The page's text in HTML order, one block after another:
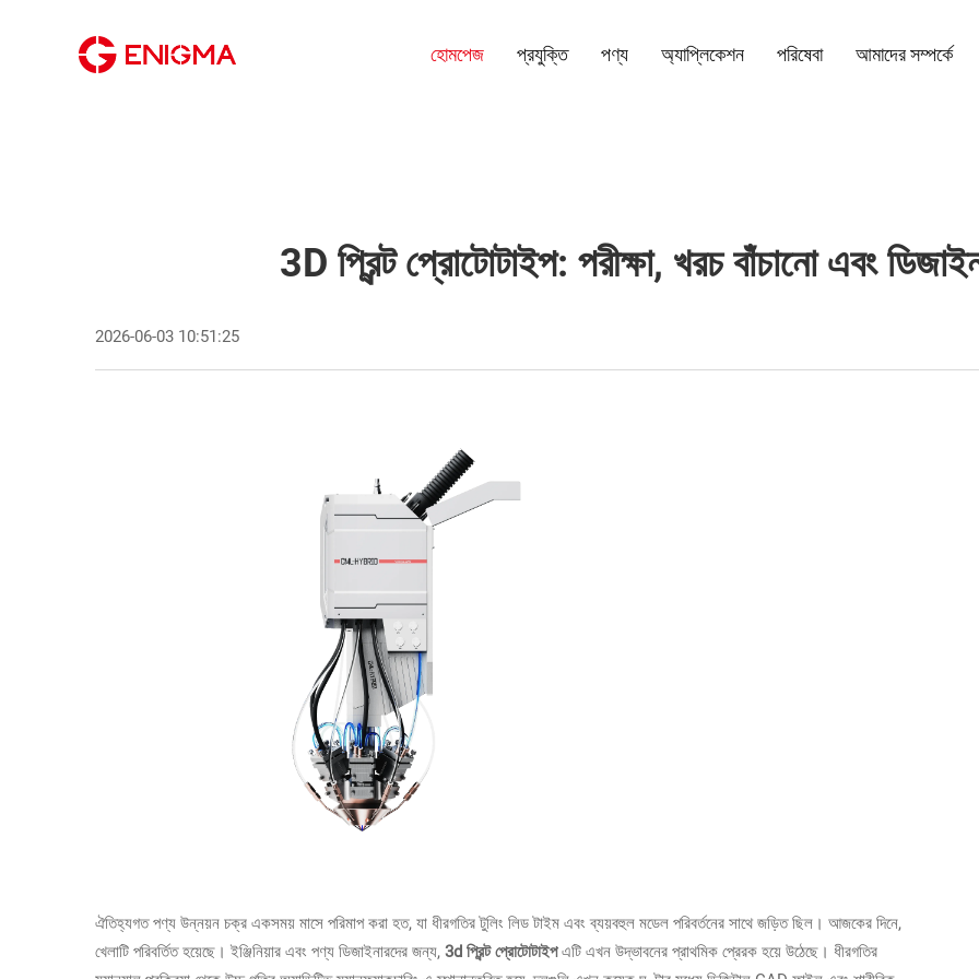
হোমপেজ প্রযুক্তি পণ্য অ্যাপ্লিকেশন পরিষেবা আমাদের সম্পর্কে
3D প্রিন্ট প্রোটোটাইপ: পরীক্ষা, খরচ বাঁচানো এবং
2026-06-03 10:51:25
ঐতিহ্যগত পণ্য উন্নয়ন চক্র একসময় মাসে পরিমাপ করা হত, যা ধীরগতির টুলিং লিড টাইম এবং ব্যয়বহুল মডেল পরিবর্তনের সাথে জড়িত ছিল। আজকের দিনে,
খেলাটি পরিবর্তিত হয়েছে। ইঞ্জিনিয়ার এবং পণ্য ডিজাইনারদের জন্য, 3d প্রিন্ট প্রোটোটাইপএটি এখন উদ্ভাবনের প্রাথমিক প্রেরক হয়ে উঠেছে। ধীরগতির